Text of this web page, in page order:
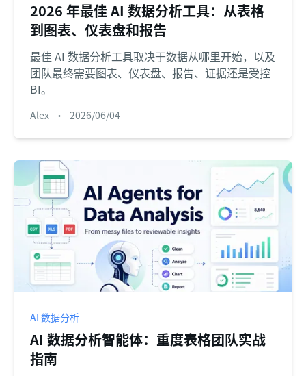
2026 年最佳 AI 数据分析工具：从表格
到图表、仪表盘和报告
最佳 AI 数据分析工具取决于数据从哪里开始，以及
团队最终需要图表、仪表盘、报告、证据还是受控
BI。
Alex • 2026/06/04
AI 数据分析
AI 数据分析智能体：重度表格团队实战
指南